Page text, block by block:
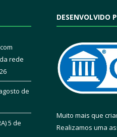
rede
de
5 de
DESENVOLVIDO
Muito mais que
Realizamos uma